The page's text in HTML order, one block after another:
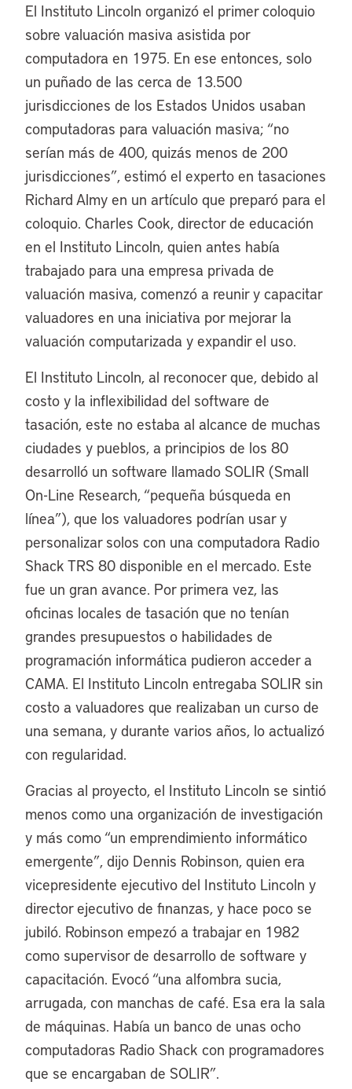
El Instituto Lincoln organizó el primer coloquio
sobre valuación masiva asistida por
computadora en 1975. En ese entonces, solo
un puñado de las cerca de 13.500
jurisdicciones de los Estados Unidos usaban
computadoras para valuación masiva; “no
serían más de 400, quizás menos de 200
jurisdicciones”, estimó el experto en tasaciones
Richard Almy en un artículo que preparó para el
coloquio. Charles Cook, director de educación
en el Instituto Lincoln, quien antes había
trabajado para una empresa privada de
valuación masiva, comenzó a reunir y capacitar
valuadores en una iniciativa por mejorar la
valuación computarizada y expandir el uso.
El Instituto Lincoln, al reconocer que, debido al
costo y la inflexibilidad del software de
tasación, este no estaba al alcance de muchas
ciudades y pueblos, a principios de los 80
desarrolló un software llamado SOLIR (Small
On-Line Research, “pequeña búsqueda en
línea”), que los valuadores podrían usar y
personalizar solos con una computadora Radio
Shack TRS 80 disponible en el mercado. Este
fue un gran avance. Por primera vez, las
oficinas locales de tasación que no tenían
grandes presupuestos o habilidades de
programación informática pudieron acceder a
CAMA. El Instituto Lincoln entregaba SOLIR sin
costo a valuadores que realizaban un curso de
una semana, y durante varios años, lo actualizó
con regularidad.
Gracias al proyecto, el Instituto Lincoln se sintió
menos como una organización de investigación
y más como “un emprendimiento informático
emergente”, dijo Dennis Robinson, quien era
vicepresidente ejecutivo del Instituto Lincoln y
director ejecutivo de finanzas, y hace poco se
jubiló. Robinson empezó a trabajar en 1982
como supervisor de desarrollo de software y
capacitación. Evocó “una alfombra sucia,
arrugada, con manchas de café. Esa era la sala
de máquinas. Había un banco de unas ocho
computadoras Radio Shack con programadores
que se encargaban de SOLIR”.